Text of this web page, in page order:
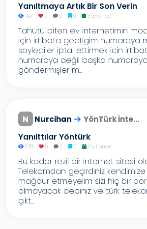
Yanıltmaya Artık Bir Son Verin
797 0 0 0 3 yıl önce
Tahütü biten ev internetimin
için irtibata gectigim numaraya
soylediler iptal ettirmek icin
numaraya değil başka
göndermişler m...
N Nurcihan YönTürk İnte...
Yanılttılar Yöntürk
870 0 0 0 3 yıl önce
Bu kadar rezil bir internet sitesi
Telekomdan geçirdiniz
mağdur etmeyelim sizi hiç bir
olmayacak dediniz ve türk
çıkt...